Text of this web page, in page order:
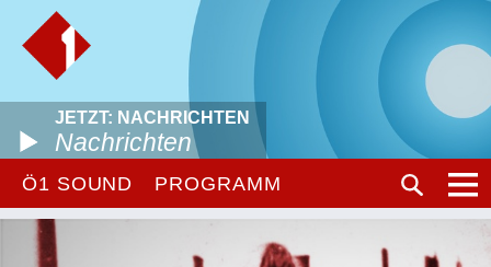
JETZT: NACHRICHTEN
Nachrichten
Ö1 SOUND PROGRAMM